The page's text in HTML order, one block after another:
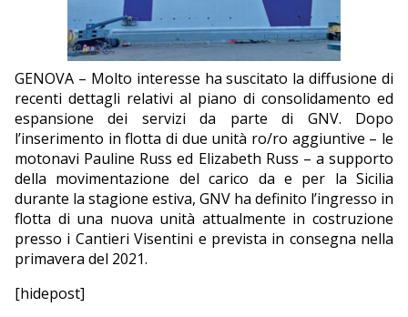
EDITORIALI
GENOVA – Molto interesse ha suscitato la diffusione di
recenti dettagli relativi al piano di consolidamento ed
espansione dei servizi da parte di GNV. Dopo
l’inserimento in flotta di due unità ro/ro aggiuntive – le
motonavi Pauline Russ ed Elizabeth Russ – a supporto
della movimentazione del carico da e per la Sicilia
durante la stagione estiva, GNV ha definito l’ingresso in
flotta di una nuova unità attualmente in costruzione
presso i Cantieri Visentini e prevista in consegna nella
primavera del 2021.
[hidepost]